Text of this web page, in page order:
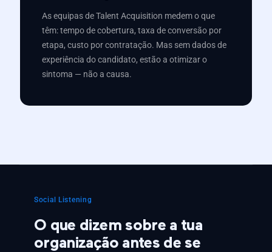
As equipas de Talent Acquisition medem o que
têm: tempo de cobertura, taxa de conversão por
etapa, custo por contratação. Mas sem dados de
experiência do candidato, estão a otimizar o
sintoma — não a causa.
Social Listening
O que dizem sobre a tua
organização antes de se